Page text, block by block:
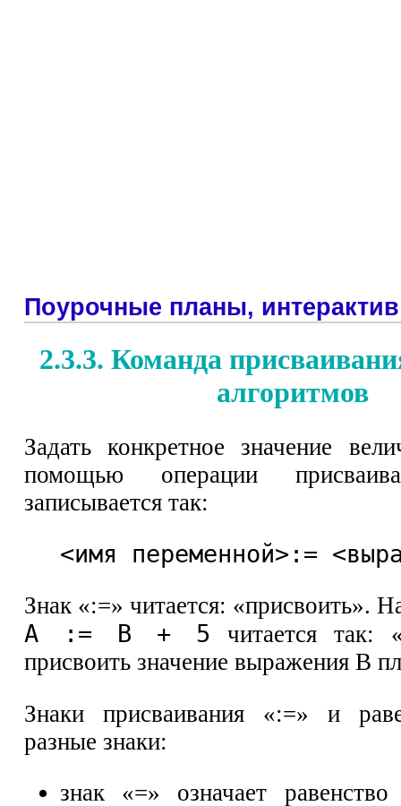
Поурочные планы, интерактив
2.3.3. Команда
алгоритмов
Задать конкретное значение
помощью операции
записывается так:
<имя переменной>:=
Знак «:=» читается: «присвоить».
А := В + 5 читается так:
присвоить значение выражения В
Знаки присваивания «:=» и
разные знаки:
знак «=» означает